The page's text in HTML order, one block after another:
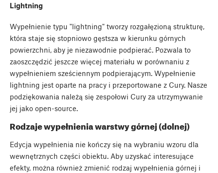
Lightning
Wypełnienie typu "lightning" tworzy rozgałęzioną strukturę,
która staje się stopniowo gęstsza w kierunku górnych
powierzchni, aby je niezawodnie podpierać. Pozwala to
zaoszczędzić jeszcze więcej materiału w porównaniu z
wypełnieniem sześciennym podpierającym. Wypełnienie
lightning jest oparte na pracy i przeportowane z Cury. Nasze
podziękowania należą się zespołowi Cury za utrzymywanie
jej jako open-source.
Rodzaje wypełnienia warstwy górnej (dolnej)
Edycja wypełnienia nie kończy się na wybraniu wzoru dla
wewnętrznych części obiektu. Aby uzyskać interesujące
efekty, można również zmienić rodzaj wypełnienia górnej i